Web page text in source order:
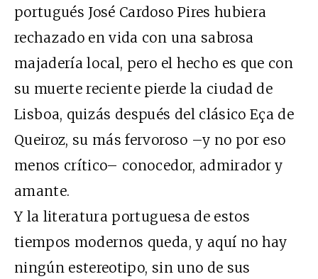
portugués José Cardoso Pires hubiera
rechazado en vida con una sabrosa
majadería local, pero el hecho es que con
su muerte reciente pierde la ciudad de
Lisboa, quizás después del clásico Eça de
Queiroz, su más fervoroso –y no por eso
menos crítico– conocedor, admirador y
amante.
Y la literatura portuguesa de estos
tiempos modernos queda, y aquí no hay
ningún estereotipo, sin uno de sus